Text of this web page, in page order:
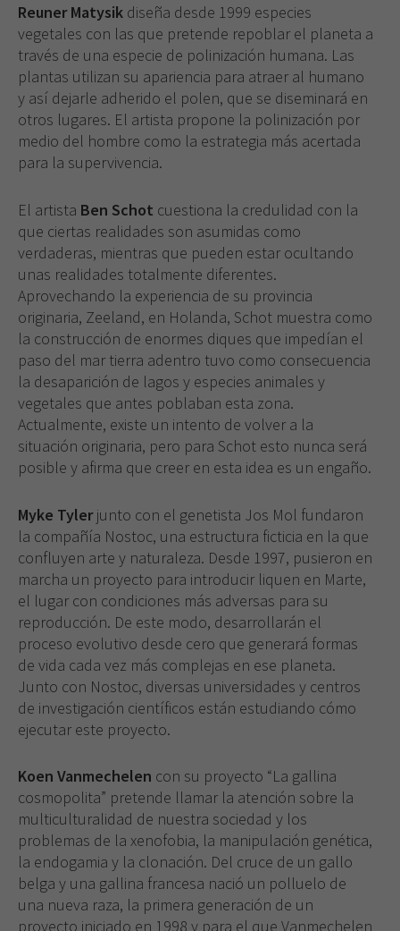
Reuner Matysik diseña desde 1999 especies
vegetales con las que pretende repoblar el planeta a
través de una especie de polinización humana. Las
plantas utilizan su apariencia para atraer al humano
y así dejarle adherido el polen, que se diseminará en
otros lugares. El artista propone la polinización por
medio del hombre como la estrategia más acertada
para la supervivencia.
El artista Ben Schot cuestiona la credulidad con la
que ciertas realidades son asumidas como
verdaderas, mientras que pueden estar ocultando
unas realidades totalmente diferentes.
Aprovechando la experiencia de su provincia
originaria, Zeeland, en Holanda, Schot muestra como
la construcción de enormes diques que impedían el
paso del mar tierra adentro tuvo como consecuencia
la desaparición de lagos y especies animales y
vegetales que antes poblaban esta zona.
Actualmente, existe un intento de volver a la
situación originaria, pero para Schot esto nunca será
posible y afirma que creer en esta idea es un engaño.
Myke Tylerjunto con el genetista Jos Mol fundaron
la compañía Nostoc, una estructura ficticia en la que
confluyen arte y naturaleza. Desde 1997, pusieron en
marcha un proyecto para introducir liquen en Marte,
el lugar con condiciones más adversas para su
reproducción. De este modo, desarrollarán el
proceso evolutivo desde cero que generará formas
de vida cada vez más complejas en ese planeta.
Junto con Nostoc, diversas universidades y centros
de investigación científicos están estudiando cómo
ejecutar este proyecto.
Koen Vanmechelen con su proyecto “La gallina
cosmopolita” pretende llamar la atención sobre la
multiculturalidad de nuestra sociedad y los
problemas de la xenofobia, la manipulación genética,
la endogamia y la clonación. Del cruce de un gallo
belga y una gallina francesa nació un polluelo de
una nueva raza, la primera generación de un
proyecto iniciado en 1998 y para el que Vanmechelen